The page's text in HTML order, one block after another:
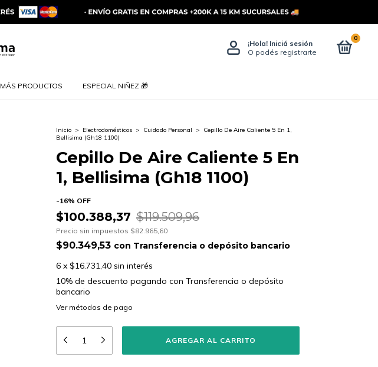
¡Hola! Iniciá sesión
O podés registrarte
0
MÁS PRODUCTOS ESPECIAL NIÑEZ 🎁
Inicio > Electrodomésticos > Cuidado Personal >
Cepillo De Aire Caliente 5 En 1,
Bellisima (Gh18 1100)
Cepillo De Aire Caliente 5 En
1, Bellisima (Gh18 1100)
-16% OFF
$100.388,37 $119.509,96
Precio sin impuestos $82.965,60
$90.349,53 con Transferencia o depósito bancario
6 x $16.731,40 sin interés
10% de descuento pagando con Transferencia o depósito
bancario
Ver más detalles